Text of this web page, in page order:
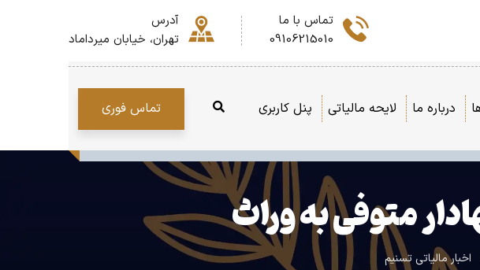
تماس با ما
09106215010
آدرس
تهران، خیابان میرداماد
درباره ما لایحه مالیاتی پنل کاربری تماس فوری
متوفی به وراث
اخبار مالیاتی تسنیم